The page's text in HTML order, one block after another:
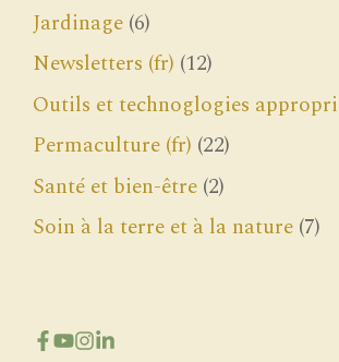
Jardinage (6)
Newsletters (fr) (12)
Outils et technoglogies
Permaculture (fr) (22)
Santé et bien-être (2)
Soin à la terre et à la nature (7)